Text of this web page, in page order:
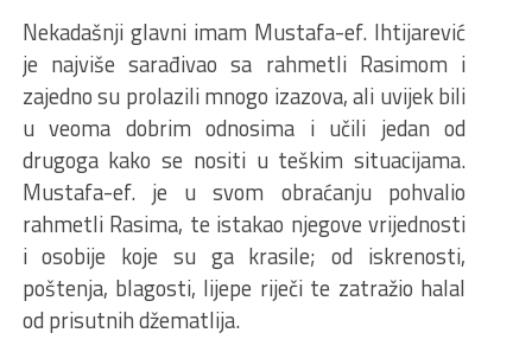
Nekadašnji glavni imam Mustafa-ef. Ihtijarević
je najviše sarađivao sa rahmetli Rasimom i
zajedno su prolazili mnogo izazova, ali uvijek bili
u veoma dobrim odnosima i učili jedan od
drugoga kako se nositi u teškim situacijama.
Mustafa-ef. je u svom obraćanju pohvalio
rahmetli Rasima, te istakao njegove vrijednosti
i osobije koje su ga krasile; od iskrenosti,
poštenja, blagosti, lijepe riječi te zatražio halal
od prisutnih džematlija.